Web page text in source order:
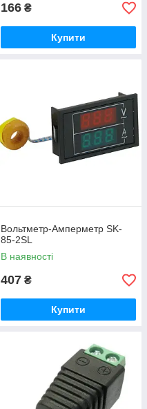
166 ₴
Купити
Вольтметр-Амперметр SK-
85-2SL
В наявності
407 ₴
Купити